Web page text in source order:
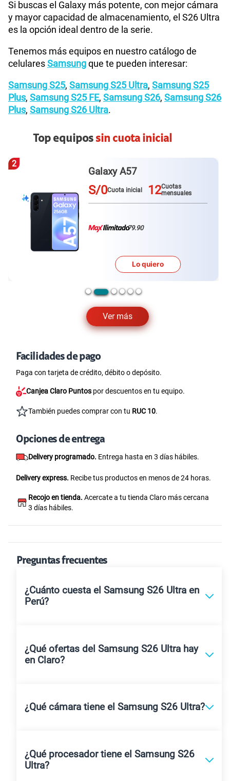
Si buscas el Galaxy más potente, con mejor cámara
y mayor capacidad de almacenamiento, el S26 Ultra
es la opción ideal dentro de la serie.
Tenemos más equipos en nuestro catálogo de
celularesSamsungque te pueden interesar:
Samsung S25, Samsung S25 Ultra, Samsung S25
Plus, Samsung S25 FE, Samsung S26, Samsung S26
Plus, Samsung S26 Ultra.
Top equipossin cuota inicial
Ver más
A57
12mensuales
Facilidades de pago
Paga con tarjeta de crédito, débito o depósito.
Canjea Claro Puntos por descuentos en tu equipo.
También puedes comprar con tu RUC 10.
Opciones de entrega
Delivery programado. Entrega hasta en 3 días hábiles.
Delivery express. Recibe tus productos en menos de 24 horas.
Recojo en tienda. Acercate a tu tienda Claro más cercana
3 días hábiles.
Preguntas frecuentes
¿Cuánto cuesta el Samsung S26 Ultra en
Perú?
¿Qué ofertas del Samsung S26 Ultra hay
en Claro?
¿Qué cámara tiene el Samsung S26 Ultra?
¿Qué procesador tiene el Samsung S26
Ultra?